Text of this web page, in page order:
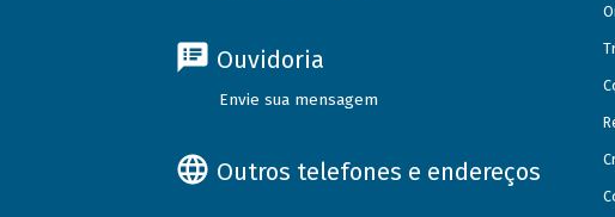
Ouvidoria
Envie sua mensagem
Outros telefones e endereços